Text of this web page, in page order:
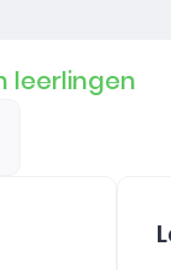
leerlingen